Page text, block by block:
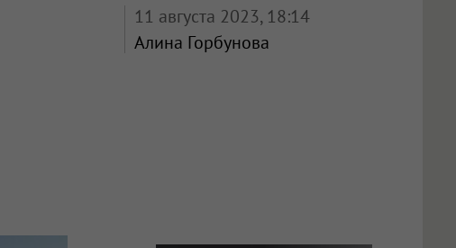
11 августа 2023, 18:14
Алина Горбунова